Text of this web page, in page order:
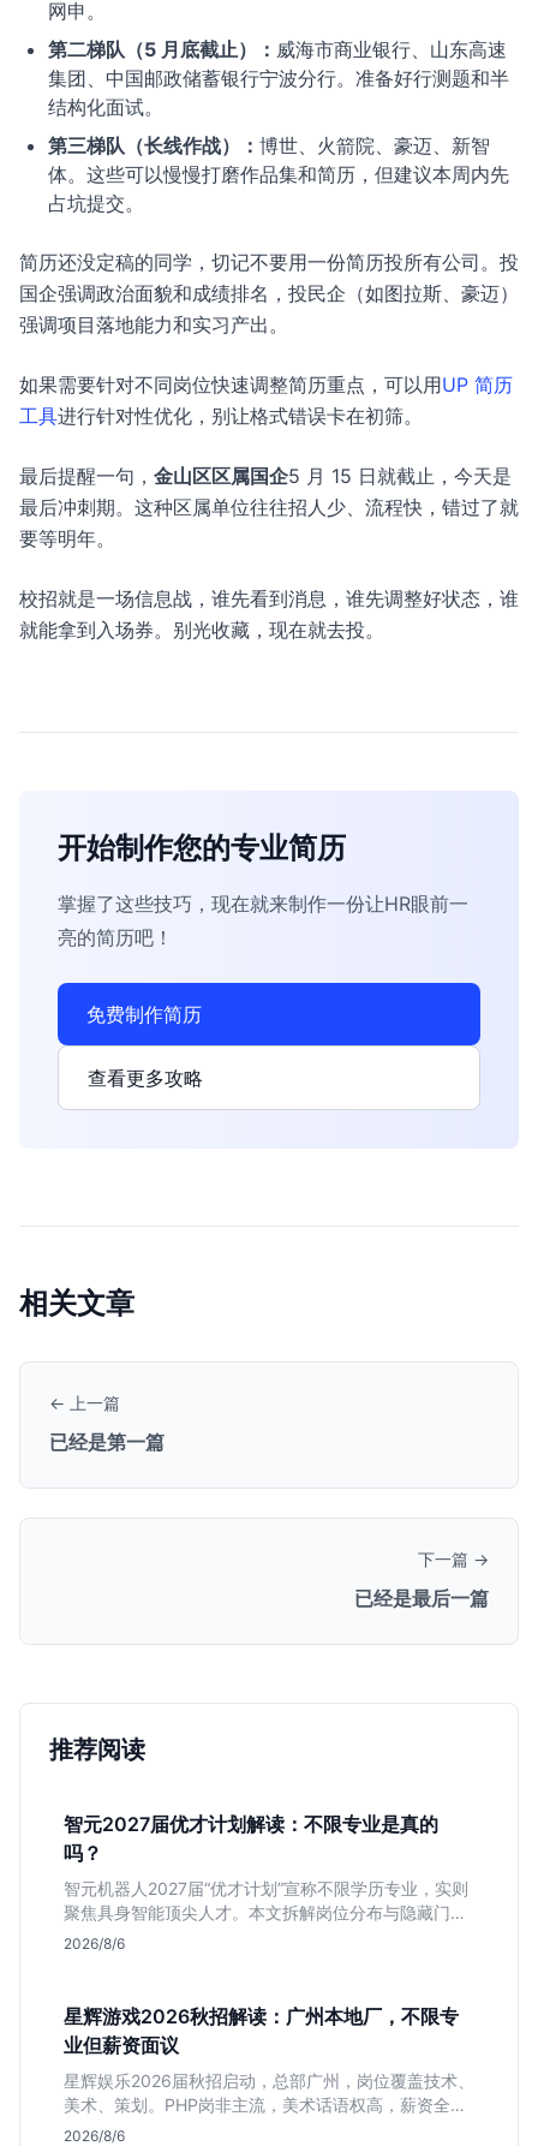
网申。
第二梯队（5 月底截止）： 威海市商业银行、山东高速
集团、中国邮政储蓄银行宁波分行。准备好行测题和半
结构化面试。
第三梯队（长线作战）： 博世、火箭院、豪迈、新智
体。这些可以慢慢打磨作品集和简历，但建议本周内先
占坑提交。
简历还没定稿的同学，切记不要用一份简历投所有公司。投
国企强调政治面貌和成绩排名，投民企（如图拉斯、豪迈）
强调项目落地能力和实习产出。
如果需要针对不同岗位快速调整简历重点，可以用UP 简历
工具进行针对性优化，别让格式错误卡在初筛。
最后提醒一句， 金山区区属国企5 月 15 日就截止，今天是
最后冲刺期。这种区属单位往往招人少、流程快，错过了就
要等明年。
校招就是一场信息战，谁先看到消息，谁先调整好状态，谁
就能拿到入场券。别光收藏，现在就去投。
开始制作您的专业简历
掌握了这些技巧，现在就来制作一份让HR眼前一
亮的简历吧！
免费制作简历
查看更多攻略
相关文章
← 上一篇
已经是第一篇
下一篇 →
已经是最后一篇
推荐阅读
智元2027届优才计划解读：不限专业是真的
吗？
智元机器人2027届“优才计划”宣称不限学历专业，实则
聚焦具身智能顶尖人才。本文拆解岗位分布与隐藏门
槛，分析算法、仿真等核心方向，帮你判断是否值得投
2026/8/6
星辉游戏2026秋招解读：广州本地厂，不限专
业但薪资面议
星辉娱乐2026届秋招启动，总部广州，岗位覆盖技术、
美术、策划。PHP岗非主流，美术话语权高，薪资全面
面议。适合想接触项目全流程的应届生，追求大厂光环
2026/8/6